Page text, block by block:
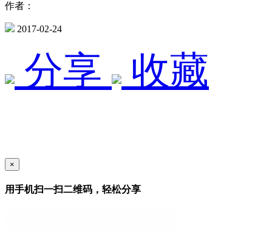
作者：
2017-02-24
分享 收藏
×
用手机扫一扫二维码，轻松分享